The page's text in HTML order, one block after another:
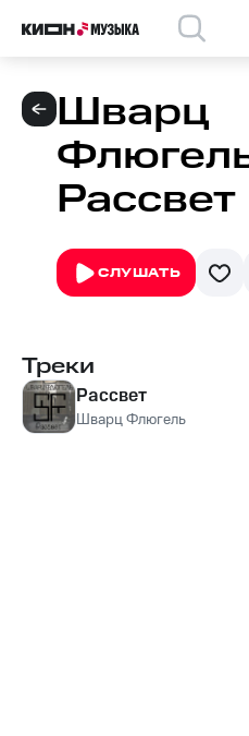
Шварц
Рассвет
СЛУШАТЬ
Треки
Рассвет
Шварц Флюгель